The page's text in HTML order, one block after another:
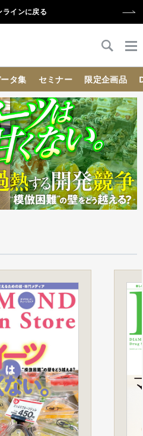
ラインに戻る
タ集 セミナー 限定企画品